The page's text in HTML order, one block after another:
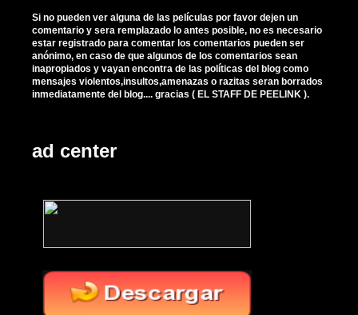
Si no pueden ver alguna de las películas por favor dejen un
comentario y sera remplazado lo antes posible, no es necesario
estar registrado para comentar los comentarios pueden ser
anónimo, en caso de que algunos de los comentarios sean
inapropiados y vayan encontra de las políticas del blog como
mensajes violentos,insultos,amenazas o razitas seran borrados
inmediatamente del blog.... gracias ( EL STAFF DE PEELINK ).
ad center